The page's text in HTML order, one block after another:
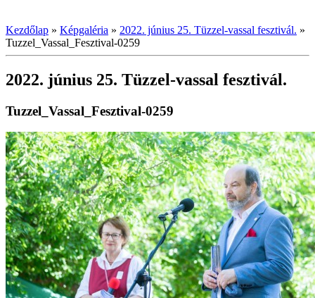
Kezdőlap » Képgaléria » 2022. június 25. Tüzzel-vassal fesztivál. »
Tuzzel_Vassal_Fesztival-0259
2022. június 25. Tüzzel-vassal fesztivál.
Tuzzel_Vassal_Fesztival-0259